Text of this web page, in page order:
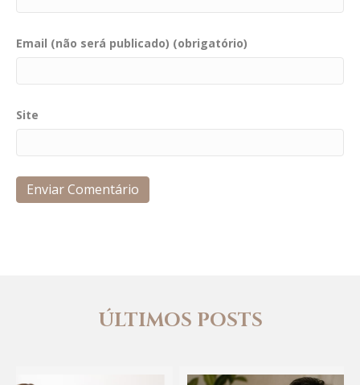
Email (não será publicado) (obrigatório)
Site
ÚLTIMOS POSTS